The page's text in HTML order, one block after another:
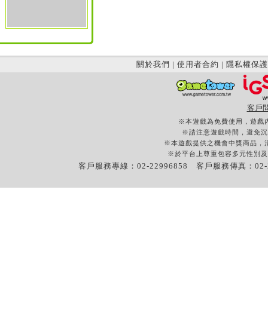
關於我們 | 使用者合約 | 隱私權保護
客戶
※本遊戲為免費使用，遊戲
※請注意遊戲時間，避免
※本遊戲提供之機會中獎商品，
※於平台上尊重包容多元性別
客戶服務專線：02-22996858 客戶服務傳真：